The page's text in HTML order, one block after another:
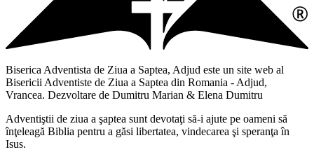
Biserica Adventista de Ziua a Saptea, Adjud este un site web al
Bisericii Adventiste de Ziua a Saptea din Romania - Adjud,
Vrancea. Dezvoltare de Dumitru Marian & Elena Dumitru
Adventiştii de ziua a şaptea sunt devotaţi să-i ajute pe oameni să
înţeleagă Biblia pentru a găsi libertatea, vindecarea şi speranţa în
Isus.